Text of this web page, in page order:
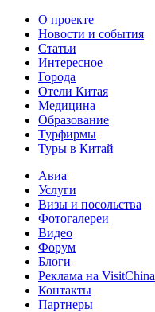
О проекте
Новости и события
Статьи
Интересное
Города
Отели Китая
Медицина
Образование
Турфирмы
Туры в Китай
Авиа
Услуги
Визы и посольства
Фотогалереи
Видео
Форум
Блоги
Реклама на VisitChina
Контакты
Партнеры